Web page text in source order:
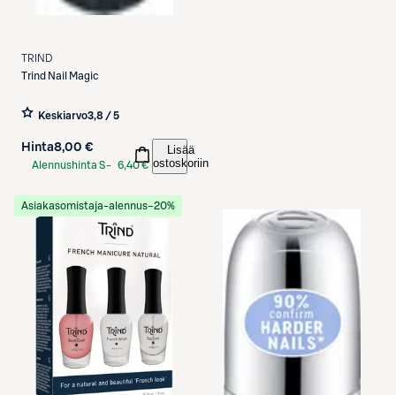
TRIND
Trind Nail Magic
Keskiarvo3,8 / 5
Hinta8,00 €
Alennushinta S- 6,40 €
Lisää
ostoskoriin
Asiakasomistaja-alennus−20%